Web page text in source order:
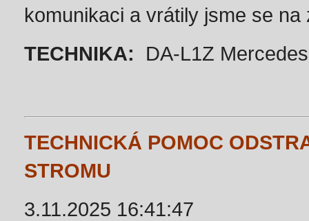
komunikaci a vrátily jsme se na
TECHNIKA: DA-L1Z
TECHNICKÁ POMOC
STROMU
3.11.2025 16:41:47